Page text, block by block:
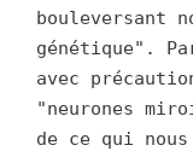
bouleversant
génétique".
avec
"neurones
de ce qui